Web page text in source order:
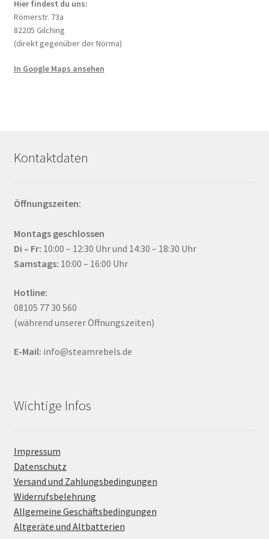
Hier findest du uns:
Römerstr. 73a
82205 Gilching
(direkt gegenüber der Norma)
In Google Maps ansehen
Kontaktdaten
Öffnungszeiten:
Montags geschlossen
Di – Fr: 10:00 – 12:30 Uhr und 14:30 – 18:30 Uhr
Samstags: 10:00 – 16:00 Uhr
Hotline:
08105 77 30 560
(während unserer Öffnungszeiten)
E-Mail: info@steamrebels.de
Wichtige Infos
Impressum
Datenschutz
Versand und Zahlungsbedingungen
Widerrufsbelehrung
Allgemeine Geschäftsbedingungen
Altgeräte und Altbatterien